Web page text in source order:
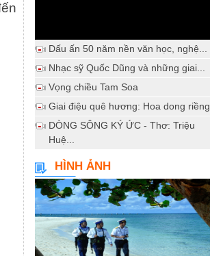
Dấu ấn 50 năm nền văn học, nghệ...
Nhạc sỹ Quốc Dũng và những giai...
Vọng chiều Tam Soa
Giai điệu quê hương: Hoa dong riềng
DÒNG SÔNG KÝ ỨC - Thơ: Triệu
Huệ...
HÌNH ẢNH